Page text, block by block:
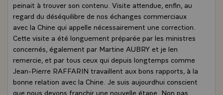
peinait à trouver son contenu. Visite attendue, enfin, au
regard du déséquilibre de nos échanges commerciaux
avec la Chine qui appelle nécessairement une correction.
Cette visite a été longuement préparée par les ministres
concernés, également par Martine AUBRY et je len
remercie, et par tous ceux qui depuis longtemps comme
Jean-Pierre RAFFARIN travaillent aux bons rapports, à la
bonne relation avec la Chine. Je suis aujourdhui conscient
que nous devons franchir une nouvelle étape. Non pas